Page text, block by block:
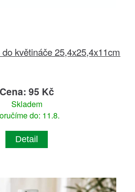
květináče 25,4x25,4x11cm
Cena: 95 Kč
Skladem
do: 11.8.
Detail